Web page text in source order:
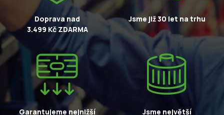
Doprava nad
3.499 Kč ZDARMA
Jsme již 30 let na trhu
Garantujeme nejnižší
Jsme největší